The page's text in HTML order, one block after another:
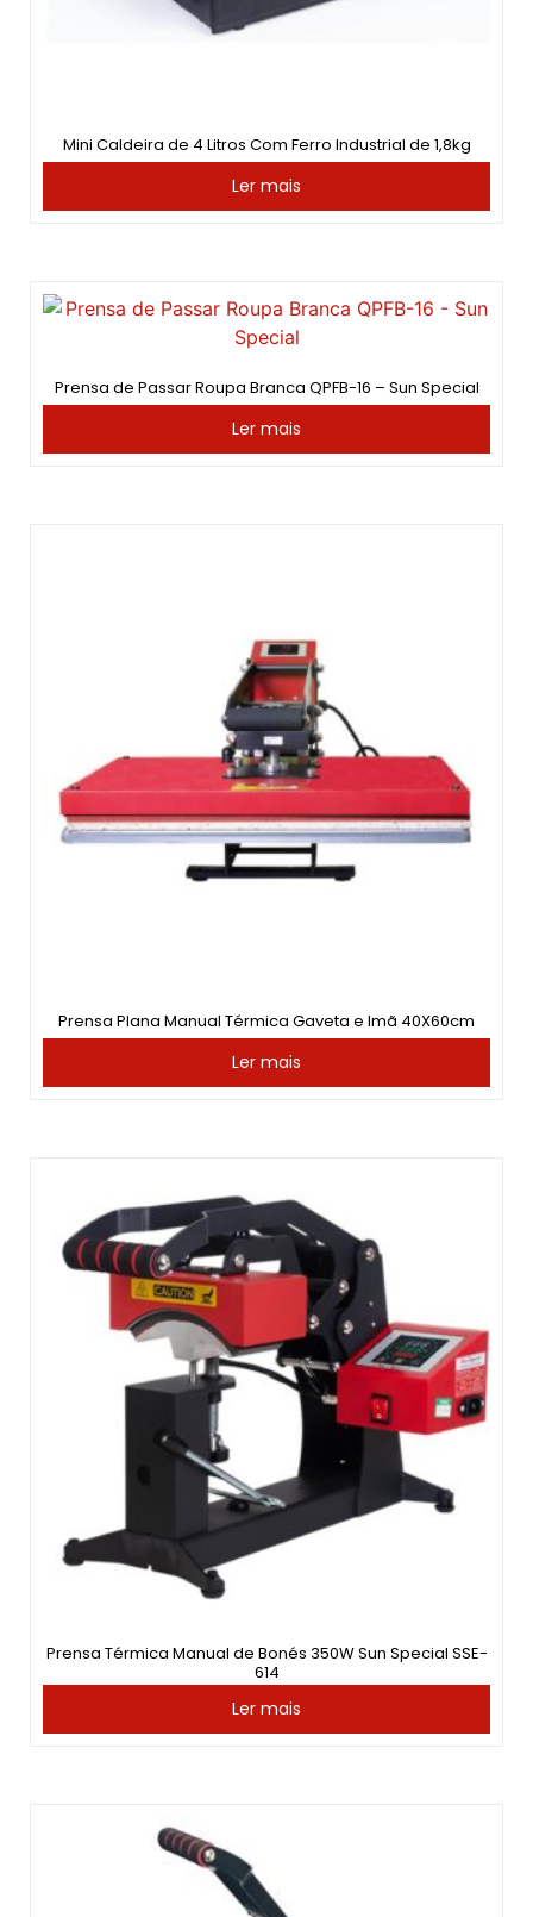
Mini Caldeira de 4 Litros Com Ferro Industrial de 1,8kg
Ler mais
Prensa de Passar Roupa Branca QPFB-16 – Sun Special
Ler mais
Prensa Plana Manual Térmica Gaveta e Imã 40X60cm
Ler mais
Prensa Térmica Manual de Bonés 350W Sun Special SSE-
614
Ler mais